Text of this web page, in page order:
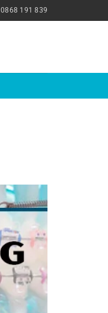
0868 191 839